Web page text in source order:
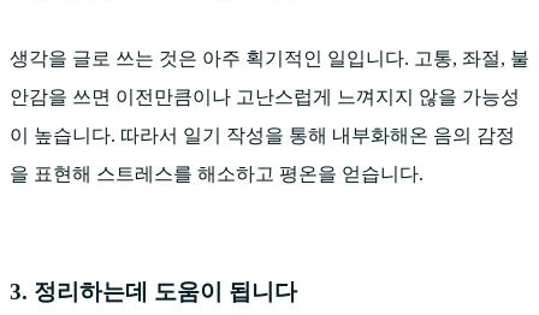
생각을 글로 쓰는 것은 아주 획기적인 일입니다. 고통, 좌절, 불
안감을 쓰면 이전만큼이나 고난스럽게 느껴지지 않을 가능성
이 높습니다. 따라서 일기 작성을 통해 내부화해온 음의 감정
을 표현해 스트레스를 해소하고 평온을 얻습니다.
3. 정리하는데 도움이 됩니다